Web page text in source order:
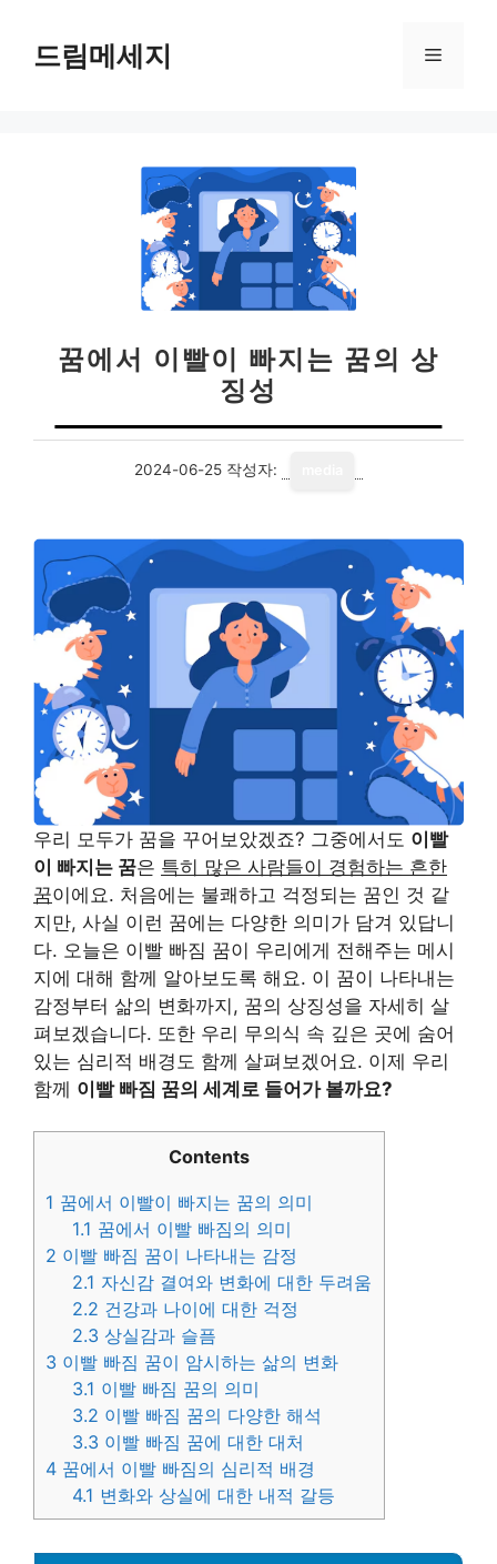
드림메세지 메
꿈에서 이빨이 빠지는 꿈의 상
징성
2024-06-25 작성자:
우리 모두가 꿈을 꾸어보았겠죠? 그중에서도 이빨
이 빠지는 꿈은 특히 많은 사람들이 경험하는 흔한
꿈이에요. 처음에는 불쾌하고 걱정되는 꿈인 것 같
지만, 사실 이런 꿈에는 다양한 의미가 담겨 있답니
다. 오늘은 이빨 빠짐 꿈이 우리에게 전해주는 메시
지에 대해 함께 알아보도록 해요. 이 꿈이 나타내는
감정부터 삶의 변화까지, 꿈의 상징성을 자세히 살
펴보겠습니다. 또한 우리 무의식 속 깊은 곳에 숨어
있는 심리적 배경도 함께 살펴보겠어요. 이제 우리
함께 이빨 빠짐 꿈의 세계로 들어가 볼까요?
Contents
1 꿈에서 이빨이 빠지는 꿈의 의미
1.1 꿈에서 이빨 빠짐의 의미
2 이빨 빠짐 꿈이 나타내는 감정
2.1 자신감 결여와 변화에 대한 두려움
2.2 건강과 나이에 대한 걱정
2.3 상실감과 슬픔
3 이빨 빠짐 꿈이 암시하는 삶의 변화
3.1 이빨 빠짐 꿈의 의미
3.2 이빨 빠짐 꿈의 다양한 해석
3.3 이빨 빠짐 꿈에 대한 대처
4 꿈에서 이빨 빠짐의 심리적 배경
4.1 변화와 상실에 대한 내적 갈등